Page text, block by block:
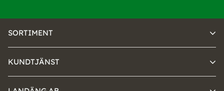
SORTIMENT
KUNDTJÄNST